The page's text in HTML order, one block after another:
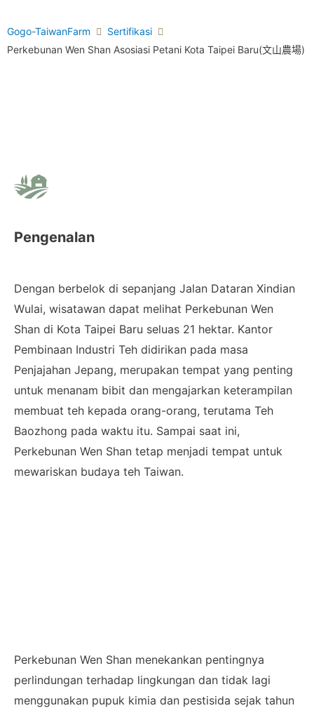
Gogo-TaiwanFarm
Sertifikasi
Perkebunan Wen Shan Asosiasi Petani Kota Taipei Baru(文山農場)
Pengenalan
Dengan berbelok di sepanjang Jalan Dataran Xindian
Wulai, wisatawan dapat melihat Perkebunan Wen
Shan di Kota Taipei Baru seluas 21 hektar. Kantor
Pembinaan Industri Teh didirikan pada masa
Penjajahan Jepang, merupakan tempat yang penting
untuk menanam bibit dan mengajarkan keterampilan
membuat teh kepada orang-orang, terutama Teh
Baozhong pada waktu itu. Sampai saat ini,
Perkebunan Wen Shan tetap menjadi tempat untuk
mewariskan budaya teh Taiwan.
Perkebunan Wen Shan menekankan pentingnya
perlindungan terhadap lingkungan dan tidak lagi
menggunakan pupuk kimia dan pestisida sejak tahun